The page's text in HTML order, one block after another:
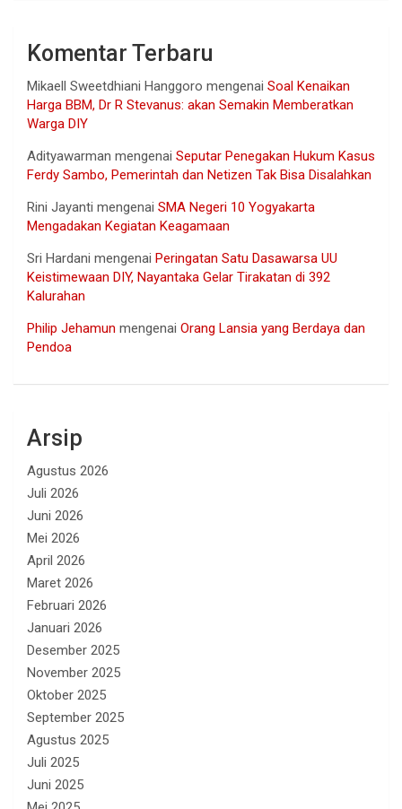
Komentar Terbaru
Mikaell Sweetdhiani Hanggoro mengenai Soal Kenaikan
Harga BBM, Dr R Stevanus: akan Semakin Memberatkan
Warga DIY
Adityawarman mengenai Seputar Penegakan Hukum Kasus
Ferdy Sambo, Pemerintah dan Netizen Tak Bisa Disalahkan
Rini Jayanti mengenai SMA Negeri 10 Yogyakarta
Mengadakan Kegiatan Keagamaan
Sri Hardani mengenai Peringatan Satu Dasawarsa UU
Keistimewaan DIY, Nayantaka Gelar Tirakatan di 392
Kalurahan
Philip Jehamun mengenai Orang Lansia yang Berdaya dan
Pendoa
Arsip
Agustus 2026
Juli 2026
Juni 2026
Mei 2026
April 2026
Maret 2026
Februari 2026
Januari 2026
Desember 2025
November 2025
Oktober 2025
September 2025
Agustus 2025
Juli 2025
Juni 2025